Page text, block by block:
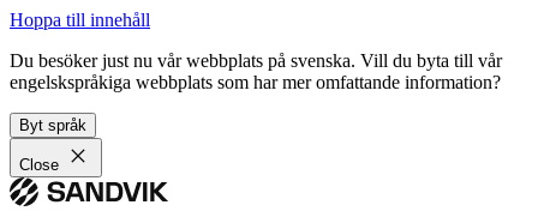
Hoppa till innehåll
Du besöker just nu vår webbplats på svenska. Vill du byta till vår
engelskspråkiga webbplats som har mer omfattande information?
Byt språk
Close